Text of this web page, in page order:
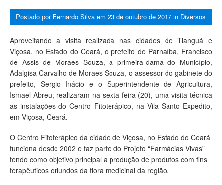
Postado por Bernardo Silva em 23 de outubro de 2017 in Diversos
Aproveitando a visita realizada nas cidades de Tianguá e
Viçosa, no Estado do Ceará, o prefeito de Parnaíba, Francisco
de Assis de Moraes Souza, a primeira-dama do Município,
Adalgisa Carvalho de Moraes Souza, o assessor do gabinete do
prefeito, Sergio Inácio e o Superintendente de Agricultura,
Ismael Abreu, realizaram na sexta-feira (20), uma visita técnica
as instalações do Centro Fitoterápico, na Vila Santo Expedito,
em Viçosa, Ceará.
O Centro Fitoterápico da cidade de Viçosa, no Estado do Ceará
funciona desde 2002 e faz parte do Projeto “Farmácias Vivas”
tendo como objetivo principal a produção de produtos com fins
terapêuticos oriundos da flora medicinal da região.